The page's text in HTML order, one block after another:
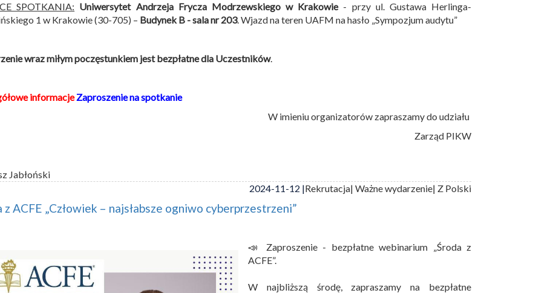
SPOTKANIA: Uniwersytet Andrzeja Frycza Modrzewskiego w Krakowie- przy ul. Gustawa Herlinga-
1 w Krakowie (30-705) – Budynek B -sala nr 203. Wjazd na teren UAFM na hasło „Sympozjum audytu”
wraz miłym poczęstunkiem jest bezpłatne dla Uczestników.
informacjeZaproszenie na spotkanie
W imieniu organizatorów zapraszamy do udziału
Zarząd PIKW
Jabłoński
2024-11-12 |Rekrutacja| Ważne wydarzenie| Z Polski
z ACFE „Człowiek – najsłabsze ogniwo cyberprzestrzeni”
📣 Zaproszenie - bezpłatne webinarium „Środa z
ACFE”.
W najbliższą środę, zapraszamy na bezpłatne